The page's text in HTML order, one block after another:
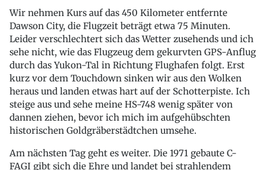
Wir nehmen Kurs auf das 450 Kilometer entfernte
Dawson City, die Flugzeit beträgt etwa 75 Minuten.
Leider verschlechtert sich das Wetter zusehends und ich
sehe nicht, wie das Flugzeug dem gekurvten GPS-Anflug
durch das Yukon-Tal in Richtung Flughafen folgt. Erst
kurz vor dem Touchdown sinken wir aus den Wolken
heraus und landen etwas hart auf der Schotterpiste. Ich
steige aus und sehe meine HS-748 wenig später von
dannen ziehen, bevor ich mich im aufgehübschten
historischen Goldgräberstädtchen umsehe.
Am nächsten Tag geht es weiter. Die 1971 gebaute C-
FAGI gibt sich die Ehre und landet bei strahlendem